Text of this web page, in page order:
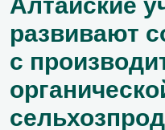
развивают
с